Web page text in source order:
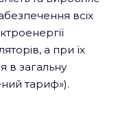
всіх
а при їх
в загальну
тариф»).